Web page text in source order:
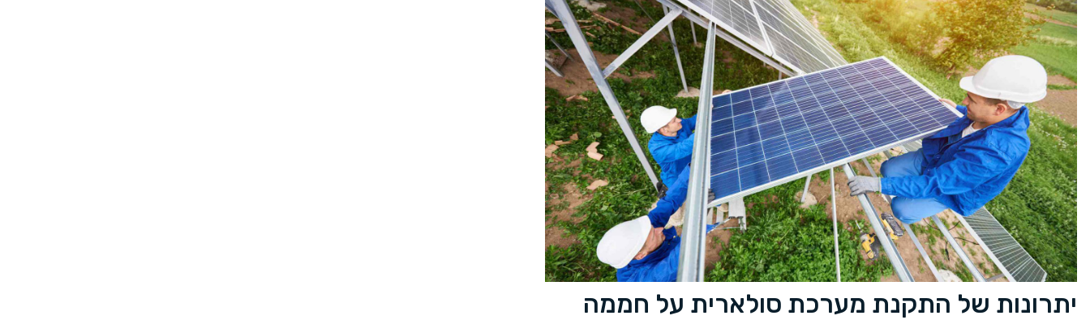
יתרונות של התקנת מערכת סולארית על חממה